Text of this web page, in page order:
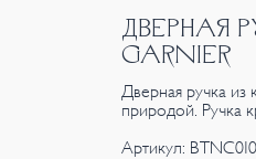
ДВЕРНАЯ
GARNIER
Дверная ручка
природой. Ручка
Артикул: